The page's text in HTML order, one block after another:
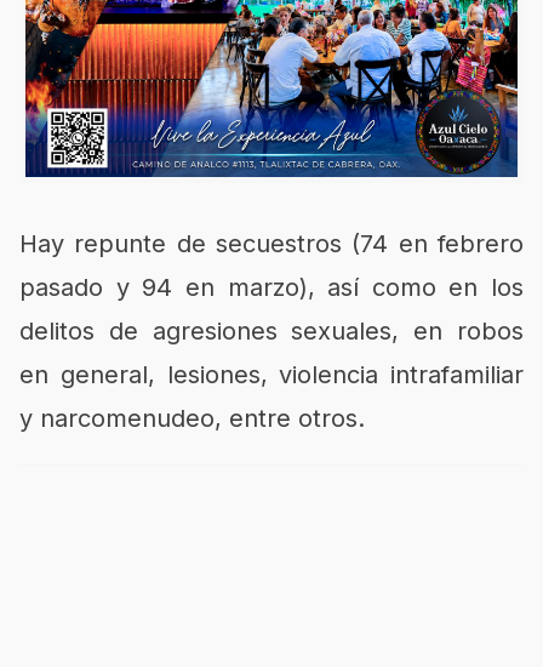
Hay repunte de secuestros (74 en febrero
pasado y 94 en marzo), así como en los
delitos de agresiones sexuales, en robos
en general, lesiones, violencia intrafamiliar
y narcomenudeo, entre otros.